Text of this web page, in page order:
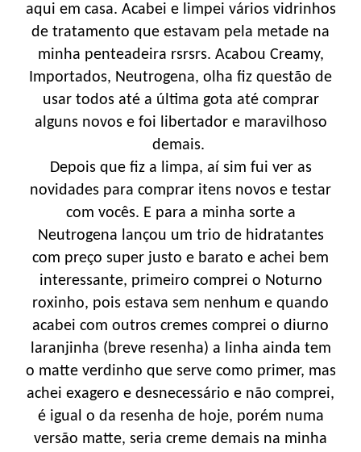
aqui em casa. Acabei e limpei vários vidrinhos
de tratamento que estavam pela metade na
minha penteadeira rsrsrs. Acabou Creamy,
Importados, Neutrogena, olha fiz questão de
usar todos até a última gota até comprar
alguns novos e foi libertador e maravilhoso
demais.
Depois que fiz a limpa, aí sim fui ver as
novidades para comprar itens novos e testar
com vocês. E para a minha sorte a
Neutrogena lançou um trio de hidratantes
com preço super justo e barato e achei bem
interessante, primeiro comprei o Noturno
roxinho, pois estava sem nenhum e quando
acabei com outros cremes comprei o diurno
laranjinha (breve resenha) a linha ainda tem
o matte verdinho que serve como primer, mas
achei exagero e desnecessário e não comprei,
é igual o da resenha de hoje, porém numa
versão matte, seria creme demais na minha